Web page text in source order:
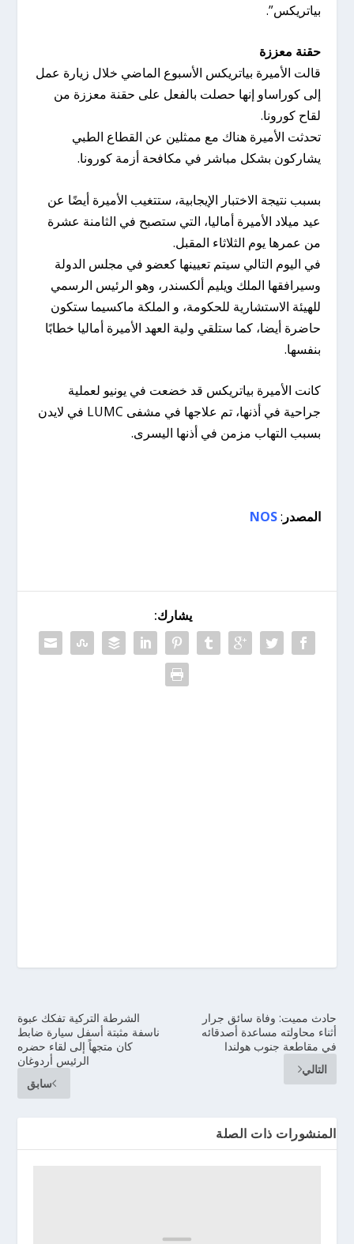
بياتريكس”.
حقنة معززة
قالت الأميرة بياتريكس الأسبوع الماضي خلال زيارة عمل
إلى كوراساو إنها حصلت بالفعل على حقنة معززة من
لقاح كورونا.
تحدثت الأميرة هناك مع ممثلين عن القطاع الطبي
يشاركون بشكل مباشر في مكافحة أزمة كورونا.
بسبب نتيجة الاختبار الإيجابية، ستتغيب الأميرة أيضًا عن
عيد ميلاد الأميرة أماليا، التي ستصبح في الثامنة عشرة
من عمرها يوم الثلاثاء المقبل.
في اليوم التالي سيتم تعيينها كعضو في مجلس الدولة
وسيرافقها الملك ويليم ألكسندر، وهو الرئيس الرسمي
للهيئة الاستشارية للحكومة، و الملكة ماكسيما ستكون
حاضرة أيضا، كما ستلقي ولية العهد الأميرة أماليا خطابًا
بنفسها.
كانت الأميرة بياتريكس قد خضعت في يونيو لعملية
جراحية في أذنها، تم علاجها في مشفى LUMC في لايدن
بسبب التهاب مزمن في أذنها اليسرى.
المصدر :
NOS
يشارك:
الشرطة التركية تفكك عبوة
ناسفة مثبتة أسفل سيارة ضابط
كان متجهاً إلى لقاء حضره
الرئيس أردوغان
سابق
حادث مميت: وفاة سائق جرار
أثناء محاولته مساعدة أصدقائه
في مقاطعة جنوب هولندا
التالي
المنشورات ذات الصلة